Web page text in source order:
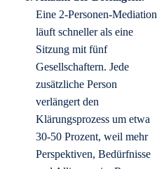
Eine 2-Personen-Mediation
läuft schneller als eine
Sitzung mit fünf
Gesellschaftern. Jede
zusätzliche Person
verlängert den
Klärungsprozess um etwa
30-50 Prozent, weil mehr
Perspektiven, Bedürfnisse